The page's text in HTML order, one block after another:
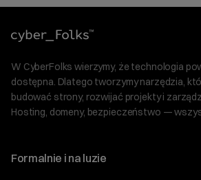
W CyberFolks wierzymy, że technologia
dostępna. Dlatego tworzymy narzędzia,
budować strony, rozwijać projekty i
Hosting, domeny, bezpieczeństwo —
Formalnie i na luzie